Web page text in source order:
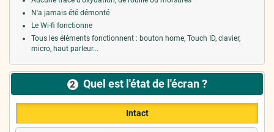
N'a jamais été démonté
Le Wi-fi fonctionne
Tous les éléments fonctionnent : bouton home, Touch ID, clavier,
micro, haut parleur...
2 Quel est l'état de l'écran ?
Intact